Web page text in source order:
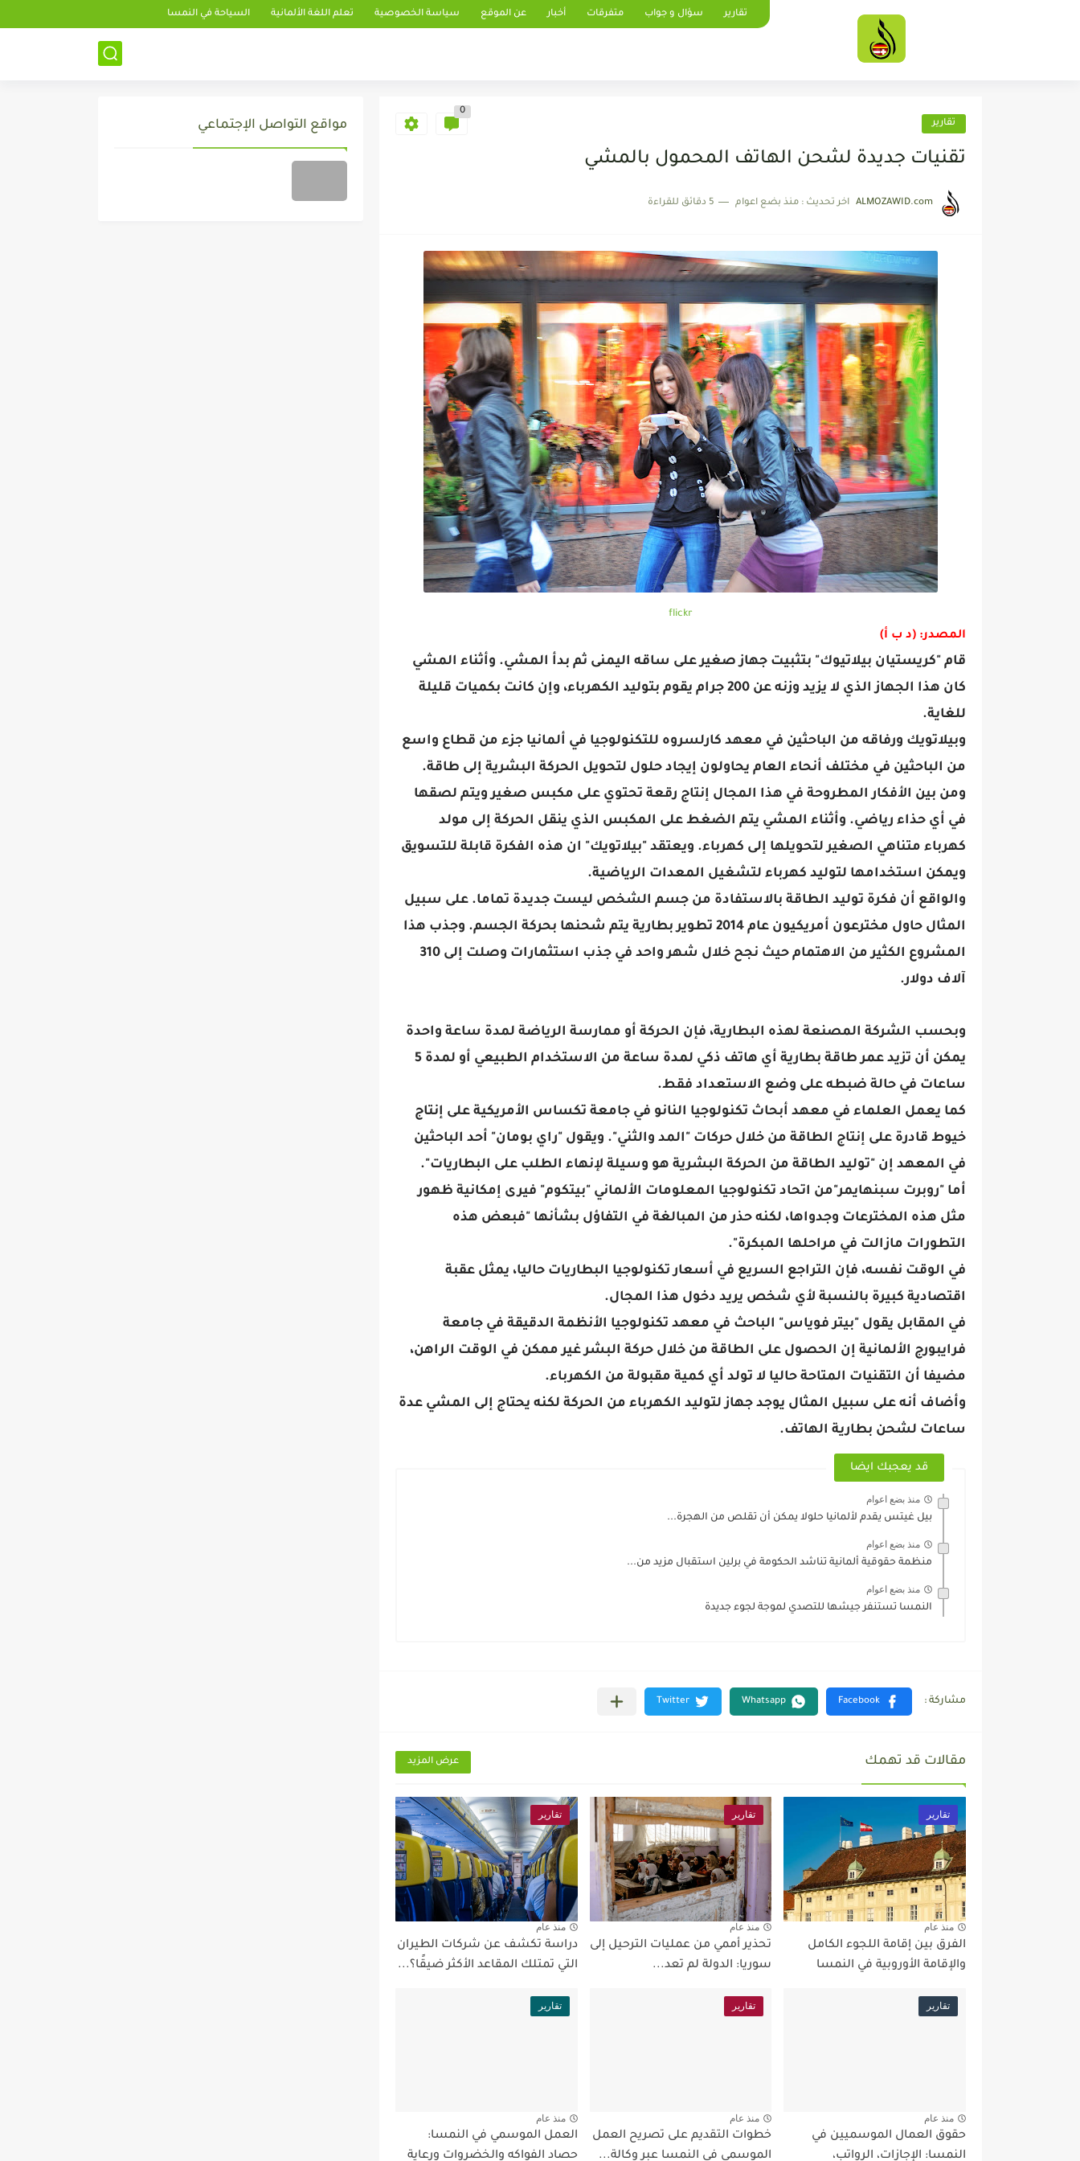
تقارير سؤال و جواب متفرقات أخبار عن الموقع سياسة الخصوصية تعلم اللغة الألمانية السياحة في النمسا
تقارير
0
تقنيات جديدة لشحن الهاتف المحمول بالمشي
ALMOZAWID.com اخر تحديث : منذ بضع اعوام 5 دقائق للقراءة
flickr
المصدر: (د ب أ)
قام "كريستيان بيلاتيوك" بتثبيت جهاز صغير على ساقه اليمنى ثم بدأ المشي. وأثناء المشي
كان هذا الجهاز الذي لا يزيد وزنه عن 200 جرام يقوم بتوليد الكهرباء، وإن كانت بكميات قليلة
للغاية.
وبيلاتويك ورفاقه من الباحثين في معهد كارلسروه للتكنولوجيا في ألمانيا جزء من قطاع واسع
من الباحثين في مختلف أنحاء العام يحاولون إيجاد حلول لتحويل الحركة البشرية إلى طاقة.
ومن بين الأفكار المطروحة في هذا المجال إنتاج رقعة تحتوي على مكبس صغير ويتم لصقها
في أي حذاء رياضي. وأثناء المشي يتم الضغط على المكبس الذي ينقل الحركة إلى مولد
كهرباء متناهي الصغير لتحويلها إلى كهرباء. ويعتقد "بيلاتويك" ان هذه الفكرة قابلة للتسويق
ويمكن استخدامها لتوليد كهرباء لتشغيل المعدات الرياضية.
والواقع أن فكرة توليد الطاقة بالاستفادة من جسم الشخص ليست جديدة تماما. على سبيل
المثال حاول مخترعون أمريكيون عام 2014 تطوير بطارية يتم شحنها بحركة الجسم. وجذب هذا
المشروع الكثير من الاهتمام حيث نجح خلال شهر واحد في جذب استثمارات وصلت إلى 310
آلاف دولار.
وبحسب الشركة المصنعة لهذه البطارية، فإن الحركة أو ممارسة الرياضة لمدة ساعة واحدة
يمكن أن تزيد عمر طاقة بطارية أي هاتف ذكي لمدة ساعة من الاستخدام الطبيعي أو لمدة 5
ساعات في حالة ضبطه على وضع الاستعداد فقط.
كما يعمل العلماء في معهد أبحاث تكنولوجيا النانو في جامعة تكساس الأمريكية على إنتاج
خيوط قادرة على إنتاج الطاقة من خلال حركات "المد والثني". ويقول "راي بومان" أحد الباحثين
في المعهد إن "توليد الطاقة من الحركة البشرية هو وسيلة لإنهاء الطلب على البطاريات".
أما "روبرت سبنهايمر"من اتحاد تكنولوجيا المعلومات الألماني "بيتكوم" فيرى إمكانية ظهور
مثل هذه المخترعات وجدواها، لكنه حذر من المبالغة في التفاؤل بشأنها "فبعض هذه
التطورات مازالت في مراحلها المبكرة".
في الوقت نفسه، فإن التراجع السريع في أسعار تكنولوجيا البطاريات حاليا، يمثل عقبة
اقتصادية كبيرة بالنسبة لأي شخص يريد دخول هذا المجال.
في المقابل يقول "بيتر فوياس" الباحث في معهد تكنولوجيا الأنظمة الدقيقة في جامعة
فرايبورج الألمانية إن الحصول على الطاقة من خلال حركة البشر غير ممكن في الوقت الراهن،
مضيفا أن التقنيات المتاحة حاليا لا تولد أي كمية مقبولة من الكهرباء.
وأضاف أنه على سبيل المثال يوجد جهاز لتوليد الكهرباء من الحركة لكنه يحتاج إلى المشي عدة
ساعات لشحن بطارية الهاتف.
قد يعجبك ايضا
منذ بضع اعوام
بيل غيتس يقدم لألمانيا حلولا يمكن أن تقلص من الهجرة...
منذ بضع اعوام
منظمة حقوقية ألمانية تناشد الحكومة في برلين استقبال مزيد من...
منذ بضع اعوام
النمسا تستنفر جيشها للتصدي لموجة لجوء جديدة
مقالات قد تهمك عرض المزيد
تقارير
منذ عام
الفرق بين إقامة اللجوء الكامل
والإقامة الأوروبية في النمسا
تقارير
منذ عام
تحذير أممي من عمليات الترحيل إلى
سوريا: الدولة لم تعد...
تقارير
منذ عام
دراسة تكشف عن شركات الطيران
التي تمتلك المقاعد الأكثر ضيقًا؟...
تقارير
منذ عام
حقوق العمال الموسميين في
النمسا: الإجازات، الرواتب،
تقارير
منذ عام
خطوات التقديم على تصريح العمل
الموسمي في النمسا عبر وكالة...
تقارير
منذ عام
العمل الموسمي في النمسا:
حصاد الفواكه والخضروات ورعاية
مواقع التواصل الإجتماعي